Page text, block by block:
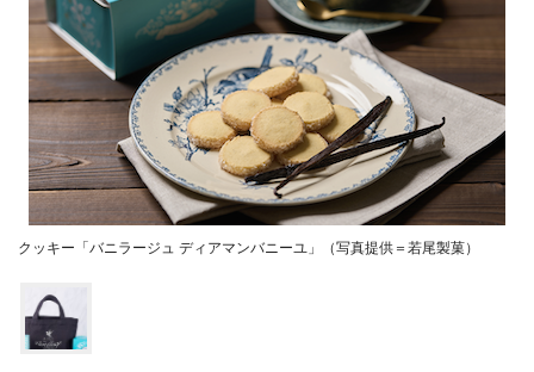
クッキー「バニラージュ ディアマンバニーユ」（写真提供＝若尾製菓）